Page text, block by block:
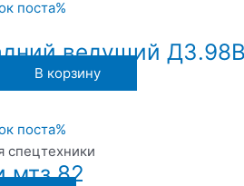
ведущий
В корзину
спецтехники
мтз 82